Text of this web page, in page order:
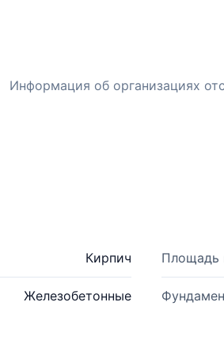
Информация об организациях
Кирпич Площадь
Железобетонные